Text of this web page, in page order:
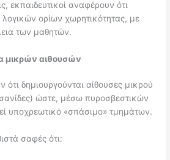
εκπαιδευτικοί αναφέρουν ότι
ορίων χωρητικότητας, με
των μαθητών.
μικρών αιθουσών
ότι δημιουργούνται αίθουσες μικρού
ώστε, μέσω πυροσβεστικών
υποχρεωτικό «σπάσιμο» τμημάτων.
σαφές ότι: